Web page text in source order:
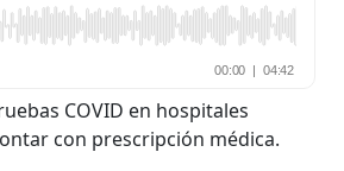
COVID en hospitales
con prescripción médica.